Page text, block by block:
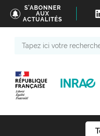
S'ABONNER
AUX
ACTUALITÉS